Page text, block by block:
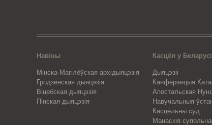
Навіны
Мінска-Магілёўская архідыяцэзія
Гродзенская дыяцэзія
Віцебская дыяцэзія
Пінская дыяцэзія
Касцёл у Беларусі
Дыяцэзіі
Канферэнцыя
Апостальская
Навучальныя
Касцёльны суд
Манаскія